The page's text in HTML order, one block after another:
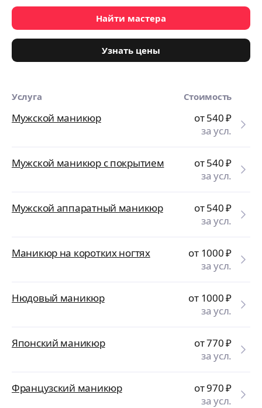
Найти мастера
Узнать цены
Услуга Стоимость
Мужской маникюр от 540₽
за усл.
Мужской маникюр с покрытием от 540₽
за усл.
Мужской аппаратный маникюр от 540₽
за усл.
Маникюр на коротких ногтях от 1000₽
за усл.
Нюдовый маникюр от 1000₽
за усл.
Японский маникюр от 770₽
за усл.
Французский маникюр от 970₽
за усл.